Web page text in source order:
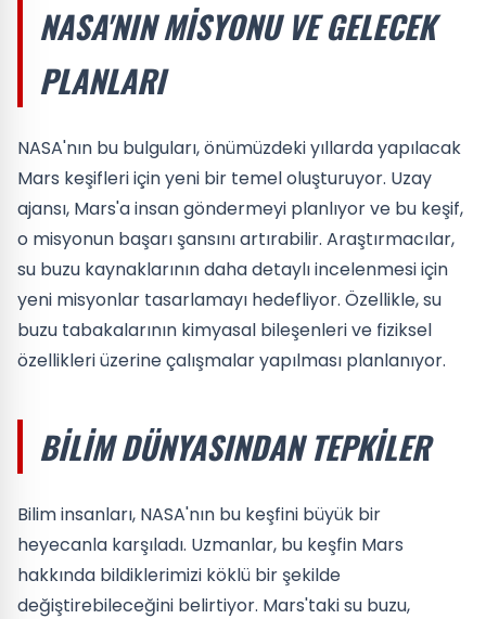
NASA'NIN MISYONU VE GELECEK
PLANLARI
NASA'nın bu bulguları, önümüzdeki yıllarda yapılacak
Mars keşifleri için yeni bir temel oluşturuyor. Uzay
ajansı, Mars'a insan göndermeyi planlıyor ve bu keşif,
o misyonun başarı şansını artırabilir. Araştırmacılar,
su buzu kaynaklarının daha detaylı incelenmesi için
yeni misyonlar tasarlamayı hedefliyor. Özellikle, su
buzu tabakalarının kimyasal bileşenleri ve fiziksel
özellikleri üzerine çalışmalar yapılması planlanıyor.
BILIM DÜNYASINDAN TEPKILER
Bilim insanları, NASA'nın bu keşfini büyük bir
heyecanla karşıladı. Uzmanlar, bu keşfin Mars
hakkında bildiklerimizi köklü bir şekilde
değiştirebileceğini belirtiyor. Mars'taki su buzu,